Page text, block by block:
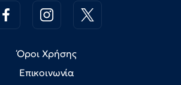
Όροι Χρήσης
Επικοινωνία